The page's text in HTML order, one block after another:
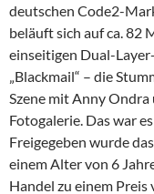
deutschen Code2-
beläuft sich auf ca. 82
einseitigen Dual-
„Blackmail“ – die
Szene mit Anny
Fotogalerie. Das war
Freigegeben wurde
einem Alter von 6
Handel zu einem Preis